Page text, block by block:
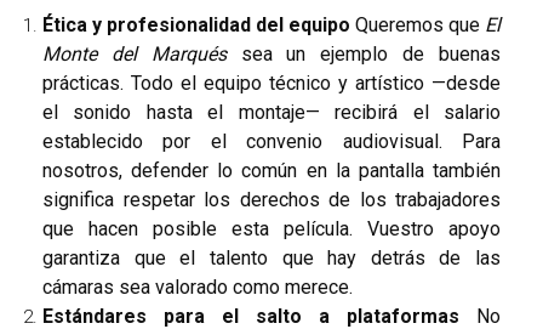
Ética y profesionalidad del equipo Queremos que El
Monte del Marquéssea un ejemplo de buenas
prácticas. Todo el equipo técnico y artístico —desde
el sonido hasta el montaje— recibirá el salario
establecido por el convenio audiovisual. Para
nosotros, defender lo común en la pantalla también
significa respetar los derechos de los trabajadores
que hacen posible esta película. Vuestro apoyo
garantiza que el talento que hay detrás de las
cámaras sea valorado como merece.
Estándares para el salto a plataformas No